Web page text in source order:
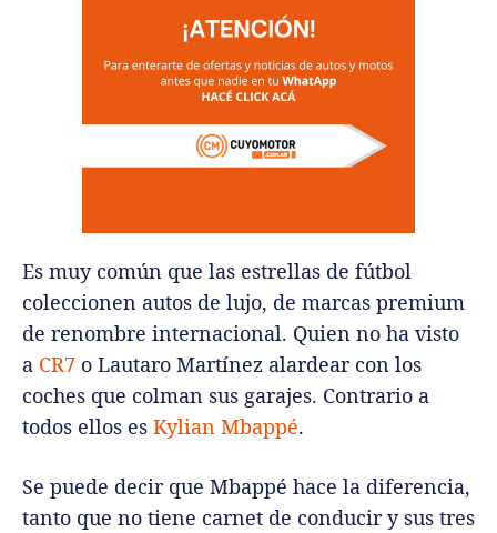
Es muy común que las estrellas de fútbol
coleccionen autos de lujo, de marcas premium
de renombre internacional. Quien no ha visto
a CR7 o Lautaro Martínez alardear con los
coches que colman sus garajes. Contrario a
todos ellos es Kylian Mbappé.
Se puede decir que Mbappé hace la diferencia,
tanto que no tiene carnet de conducir y sus tres